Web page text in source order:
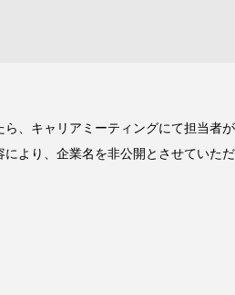
ら、キャリアミーティングにて担当者
により、企業名を非公開とさせていただ